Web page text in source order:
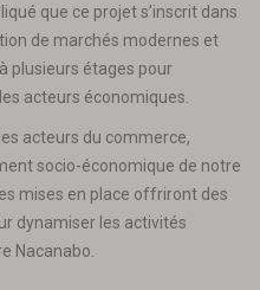
que ce projet s’inscrit dans
de marchés modernes et
plusieurs étages pour
acteurs économiques.
acteurs du commerce,
socio-économique de notre
mises en place offriront des
dynamiser les activités
Nacanabo.